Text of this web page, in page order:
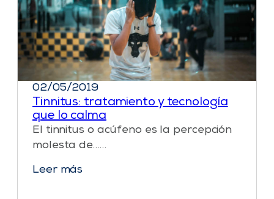
02/05/2019
Tinnitus: tratamiento y tecnología
que lo calma
El tinnitus o acúfeno es la percepción
molesta de……
Leer más